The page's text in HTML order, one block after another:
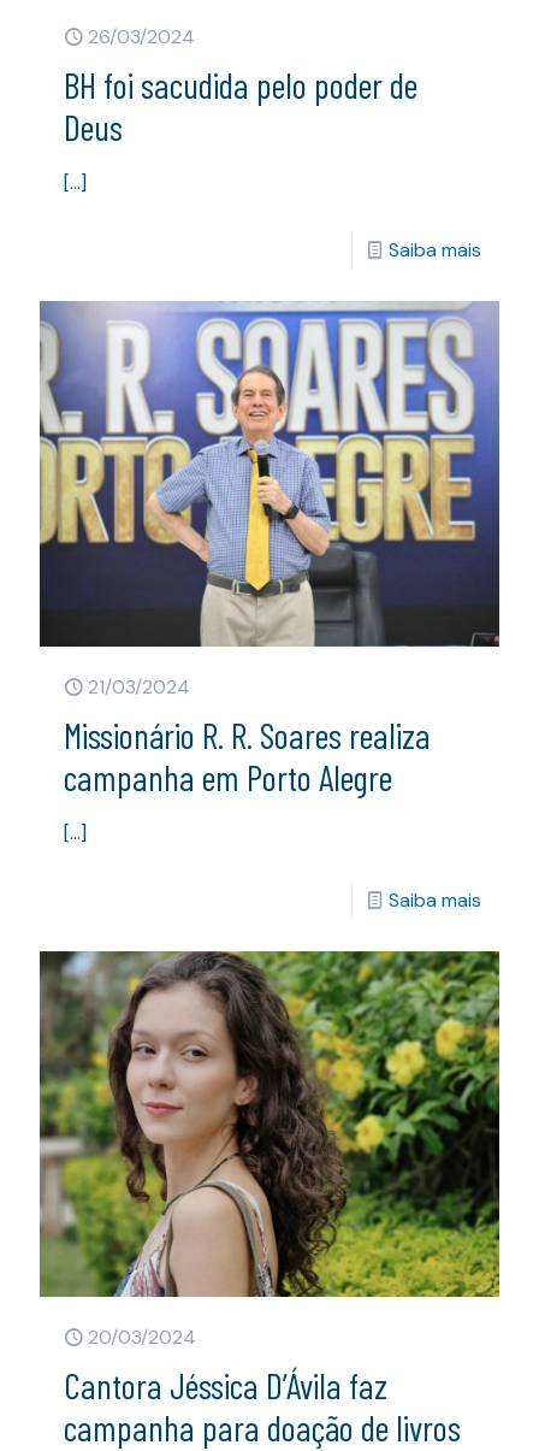
26/03/2024
BH foi sacudida pelo poder de
Deus
[…]
Saiba mais
21/03/2024
Missionário R. R. Soares realiza
campanha em Porto Alegre
[…]
Saiba mais
20/03/2024
Cantora Jéssica D’Ávila faz
campanha para doação de livros